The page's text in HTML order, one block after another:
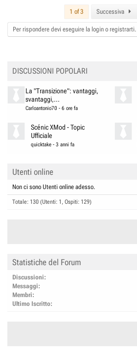
1 of 3 Successiva
Per rispondere devi eseguire la login o registrarti.
DISCUSSIONI POPOLARI
La "Transizione": vantaggi,
svantaggi,...
Carloantonio70 - 6 ore fa
Scénic XMod - Topic
Ufficiale
quicktake -3 anni fa
Utenti online
Non ci sono Utenti online adesso.
Totale: 130 (Utenti: 1, Ospiti: 129)
Statistiche del Forum
Discussioni
Messaggi
Membri
Ultimo Iscritto